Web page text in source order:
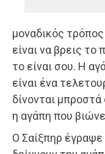
μοναδικός
είναι να βρεις
το είναι σου. Η
είναι ένα
δίνονται μπροστά
η αγάπη που
Ο Σαίξπηρ έγραψε